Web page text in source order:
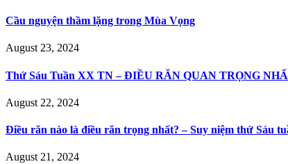
Cầu nguyện thầm lặng trong Mùa Vọng
August 23, 2024
Thứ Sáu Tuần XX TN – ĐIỀU RĂN QUAN TRỌNG
August 22, 2024
Điều răn nào là điều răn trọng nhất? – Suy niệm thứ Sáu
August 21, 2024